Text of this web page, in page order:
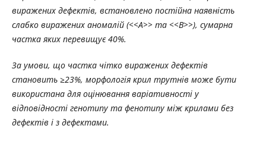
виражених дефектів, встановлено постійна наявність
слабко виражених аномалій (<<A>> та <<B>>), сумарна
частка яких перевищує 40%.
За умови, що частка чітко виражених дефектів
становить ≥23%, морфологія крил трутнів може бути
використана для оцінювання варіативності у
відповідності генотипу та фенотипу між крилами без
дефектів і з дефектами.